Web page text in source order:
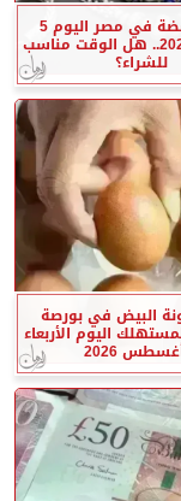
أسعار الفضة في مصر اليوم 5
أغسطس 2026.. هل الوقت مناسب
للشراء؟
البيض في بورصة
اليوم الأربعاء